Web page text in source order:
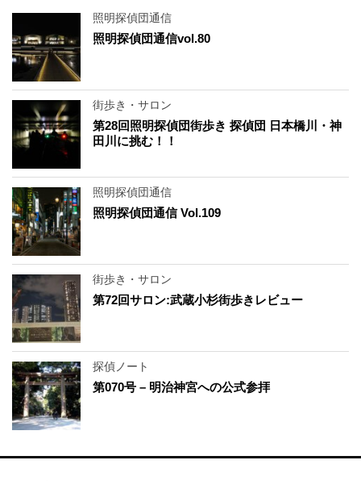
照明探偵団通信
照明探偵団通信vol.80
街歩き・サロン
第28回照明探偵団街歩き 探偵団 日本橋川・神
田川に挑む！！
照明探偵団通信
照明探偵団通信 Vol.109
街歩き・サロン
第72回サロン:武蔵小杉街歩きレビュー
探偵ノート
第070号 – 明治神宮への公式参拝